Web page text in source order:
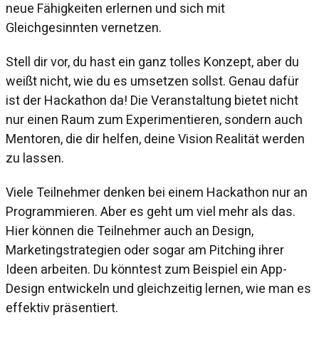
neue Fähigkeiten erlernen und sich mit
Gleichgesinnten vernetzen.
Stell dir vor, du hast ein ganz tolles Konzept, aber du
weißt nicht, wie du es umsetzen sollst. Genau dafür
ist der Hackathon da! Die Veranstaltung bietet nicht
nur einen Raum zum Experimentieren, sondern auch
Mentoren, die dir helfen, deine Vision Realität werden
zu lassen.
Viele Teilnehmer denken bei einem Hackathon nur an
Programmieren. Aber es geht um viel mehr als das.
Hier können die Teilnehmer auch an Design,
Marketingstrategien oder sogar am Pitching ihrer
Ideen arbeiten. Du könntest zum Beispiel ein App-
Design entwickeln und gleichzeitig lernen, wie man es
effektiv präsentiert.